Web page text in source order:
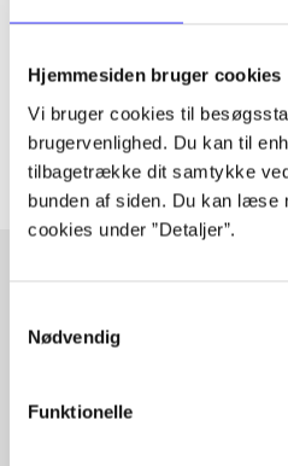
Hjemmesiden bruger cookies
Vi bruger cookies til
brugervenlighed. Du kan til
tilbagetrække dit samtykke
bunden af siden. Du kan læse
cookies under ”Detaljer”.
Nødvendig
Funktionelle
Tidsskrift
Artiklerne i handler ofte om
Artikler med samme